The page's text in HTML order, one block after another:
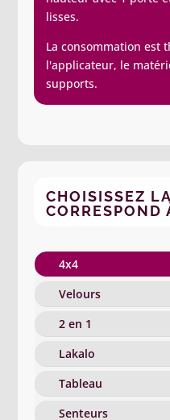
lisses.
La consommation est
l'applicateur, le
supports.
CHOISISSEZ
CORRESPOND
4x4
Velours
2 en 1
Lakalo
Tableau
Senteurs